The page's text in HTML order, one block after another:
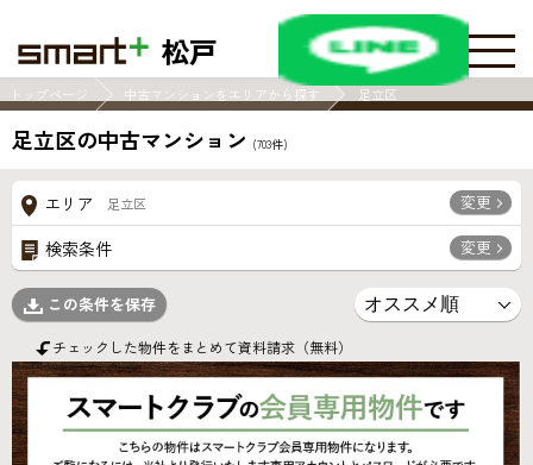
松戸
トップページ 中古マンションをエリアから探す 足立区
足立区の中古マンション (703件)
エリア 足立区 変更
検索条件 変更
この条件を保存
チェックした物件をまとめて資料請求（無料）